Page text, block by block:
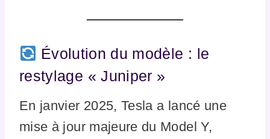
Évolution du modèle : le
restylage « Juniper »
En janvier 2025, Tesla a lancé une
mise à jour majeure du Model Y,